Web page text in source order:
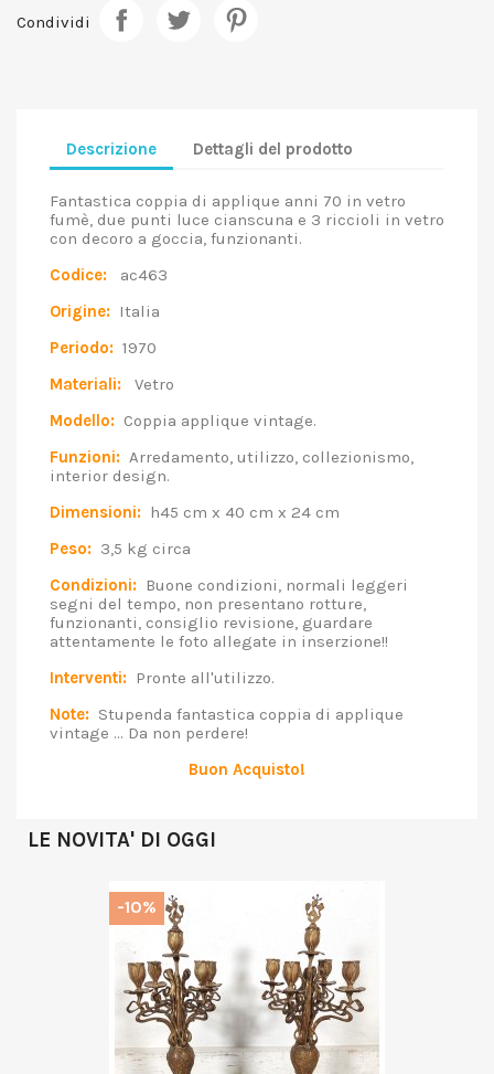
Condividi
Descrizione Dettagli del prodotto
Fantastica coppia di applique anni 70 in vetro
fumè, due punti luce cianscuna e 3 riccioli in vetro
con decoro a goccia, funzionanti.
Codice: ac463
Origine: Italia
Periodo: 1970
Materiali: Vetro
Modello: Coppia applique vintage.
Funzioni: Arredamento, utilizzo, collezionismo,
interior design.
Dimensioni: h45 cm x 40 cm x 24 cm
Peso: 3,5 kg circa
Condizioni: Buone condizioni, normali leggeri
segni del tempo, non presentano rotture,
funzionanti, consiglio revisione, guardare
attentamente le foto allegate in inserzione!!
Interventi: Pronte all'utilizzo.
Note: Stupenda fantastica coppia di applique
vintage ... Da non perdere!
Buon Acquisto!
LE NOVITA' DI OGGI